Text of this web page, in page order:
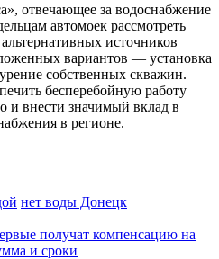
отвечающее за водоснабжение
автомоек рассмотреть
источников
вариантов — установка
собственных скважин.
бесперебойную работу
и внести значимый вклад в
в регионе.
нет воды Донецк
получат компенсацию на
и сроки